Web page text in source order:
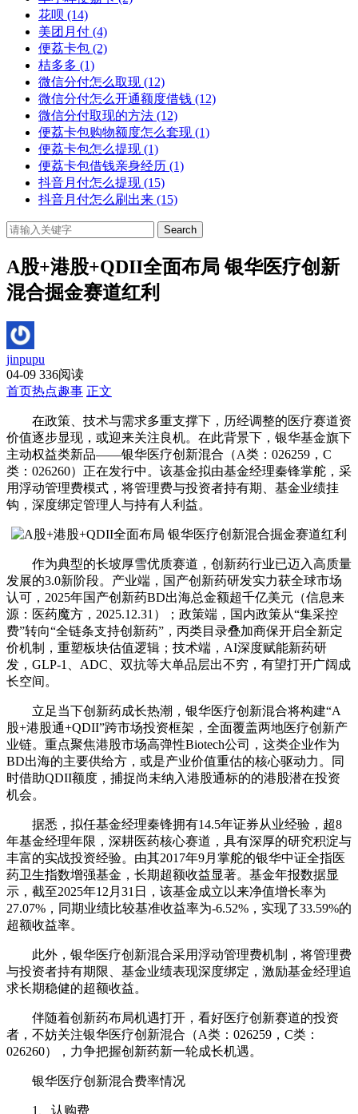
花呗 (14)
美团月付 (4)
便荔卡包 (2)
桔多多 (1)
微信分付怎么取现 (12)
微信分付怎么开通额度借钱 (12)
微信分付取现的方法 (12)
便荔卡包购物额度怎么套现 (1)
便荔卡包怎么提现 (1)
便荔卡包借钱亲身经历 (1)
抖音月付怎么提现 (15)
抖音月付怎么刷出来 (15)
Search
A股+港股+QDII全面布局 银华医疗创新
混合掘金赛道红利
jinpupu
04-09 336阅读
首页热点趣事 正文
在政策、技术与需求多重支撑下，历经调整的医疗赛道资
价值逐步显现，或迎来关注良机。在此背景下，银华基金旗下
主动权益类新品――银华医疗创新混合（A类：026259，C
类：026260）正在发行中。该基金拟由基金经理秦锋掌舵，采
用浮动管理费模式，将管理费与投资者持有期、基金业绩挂
钩，深度绑定管理人与持有人利益。
作为典型的长坡厚雪优质赛道，创新药行业已迈入高质量
发展的3.0新阶段。产业端，国产创新药研发实力获全球市场
认可，2025年国产创新药BD出海总金额超千亿美元（信息来
源：医药魔方，2025.12.31）；政策端，国内政策从“集采控
费”转向“全链条支持创新药”，丙类目录叠加商保开启全新定
价机制，重塑板块估值逻辑；技术端，AI深度赋能新药研
发，GLP-1、ADC、双抗等大单品层出不穷，有望打开广阔成
长空间。
立足当下创新药成长热潮，银华医疗创新混合将构建“A
股+港股通+QDII”跨市场投资框架，全面覆盖两地医疗创新产
业链。重点聚焦港股市场高弹性Biotech公司，这类企业作为
BD出海的主要供给方，或是产业价值重估的核心驱动力。同
时借助QDII额度，捕捉尚未纳入港股通标的的港股潜在投资
机会。
据悉，拟任基金经理秦锋拥有14.5年证券从业经验，超8
年基金经理年限，深耕医药核心赛道，具有深厚的研究积淀与
丰富的实战投资经验。由其2017年9月掌舵的银华中证全指医
药卫生指数增强基金，长期超额收益显著。基金年报数据显
示，截至2025年12月31日，该基金成立以来净值增长率为
27.07%，同期业绩比较基准收益率为-6.52%，实现了33.59%的
超额收益率。
此外，银华医疗创新混合采用浮动管理费机制，将管理费
与投资者持有期限、基金业绩表现深度绑定，激励基金经理追
求长期稳健的超额收益。
伴随着创新药布局机遇打开，看好医疗创新赛道的投资
者，不妨关注银华医疗创新混合（A类：026259，C类：
026260），力争把握创新药新一轮成长机遇。
银华医疗创新混合费率情况
1、认购费